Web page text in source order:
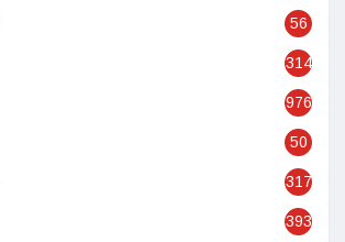
56
314
976
50
317
393